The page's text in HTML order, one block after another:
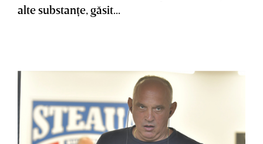
alte substanţe, găsit...